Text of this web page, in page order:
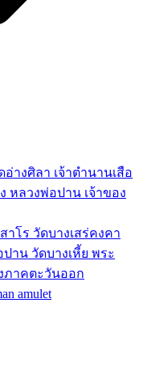
อ่างศิลา เจ้าตำนานเสือ
หลวงพ่อปาน เจ้าของ
โร วัดบางเสร่คงคา
าน วัดบางเหี้ย พระ
ภาคตะวันออก
amulet